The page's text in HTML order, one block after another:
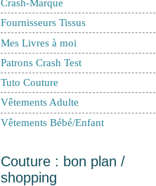
Crash-Marque
Fournisseurs Tissus
Mes Livres à moi
Patrons Crash Test
Tuto Couture
Vêtements Adulte
Vêtements Bébé/Enfant
Couture : bon plan /
shopping